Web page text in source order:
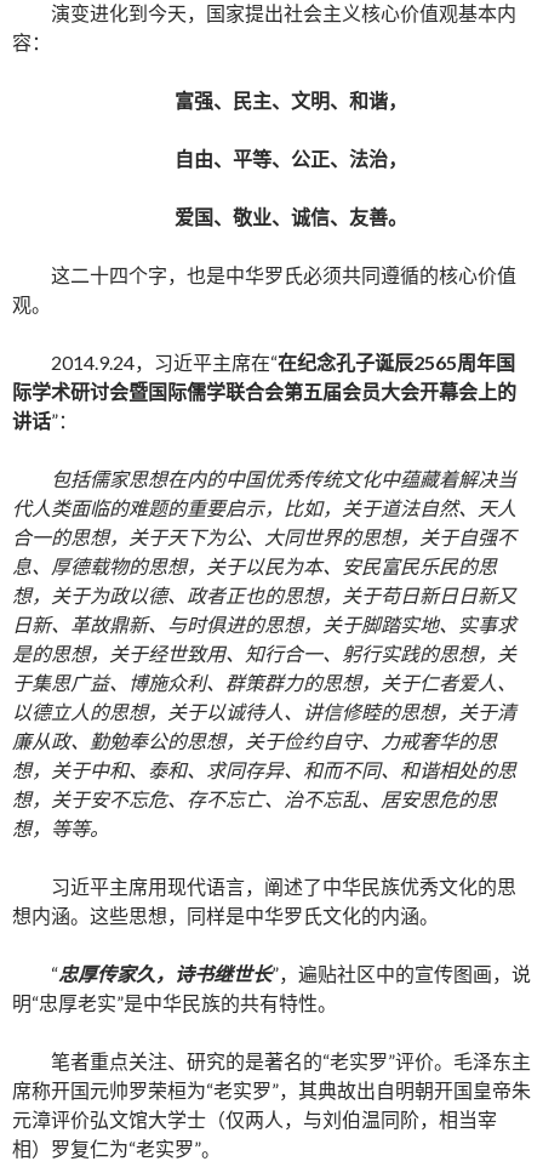
演变进化到今天，国家提出社会主义核心价值观基本内
容：
富强、民主、文明、和谐，
自由、平等、公正、法治，
爱国、敬业、诚信、友善。
这二十四个字，也是中华罗氏必须共同遵循的核心价值
观。
2014.9.24，习近平主席在“在纪念孔子诞辰2565周年国
际学术研讨会暨国际儒学联合会第五届会员大会开幕会上的
讲话”：
包括儒家思想在内的中国优秀传统文化中蕴藏着解决当
代人类面临的难题的重要启示，比如，关于道法自然、天人
合一的思想，关于天下为公、大同世界的思想，关于自强不
息、厚德载物的思想，关于以民为本、安民富民乐民的思
想，关于为政以德、政者正也的思想，关于苟日新日日新又
日新、革故鼎新、与时俱进的思想，关于脚踏实地、实事求
是的思想，关于经世致用、知行合一、躬行实践的思想，关
于集思广益、博施众利、群策群力的思想，关于仁者爱人、
以德立人的思想，关于以诚待人、讲信修睦的思想，关于清
廉从政、勤勉奉公的思想，关于俭约自守、力戒奢华的思
想，关于中和、泰和、求同存异、和而不同、和谐相处的思
想，关于安不忘危、存不忘亡、治不忘乱、居安思危的思
想，等等。
习近平主席用现代语言，阐述了中华民族优秀文化的思
想内涵。这些思想，同样是中华罗氏文化的内涵。
“忠厚传家久，诗书继世长”，遍贴社区中的宣传图画，说
明“忠厚老实”是中华民族的共有特性。
笔者重点关注、研究的是著名的“老实罗”评价。毛泽东主
席称开国元帅罗荣桓为“老实罗”，其典故出自明朝开国皇帝朱
元漳评价弘文馆大学士（仅两人，与刘伯温同阶，相当宰
相）罗复仁为“老实罗”。